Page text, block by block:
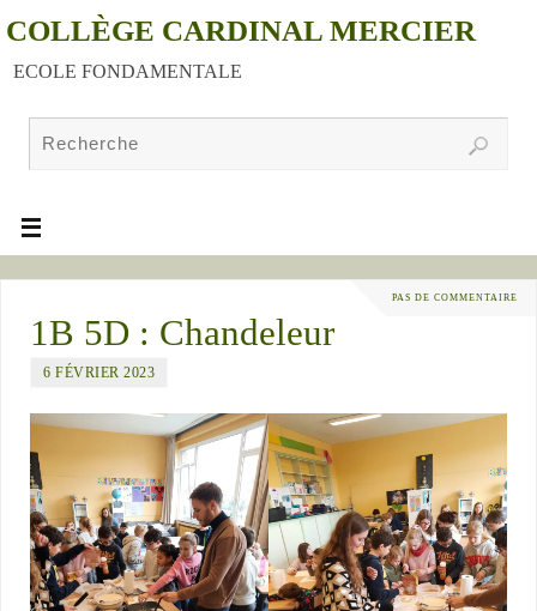
COLLÈGE CARDINAL MERCIER
ECOLE FONDAMENTALE
PAS DE COMMENTAIRE
1B 5D : Chandeleur
6 FÉVRIER 2023